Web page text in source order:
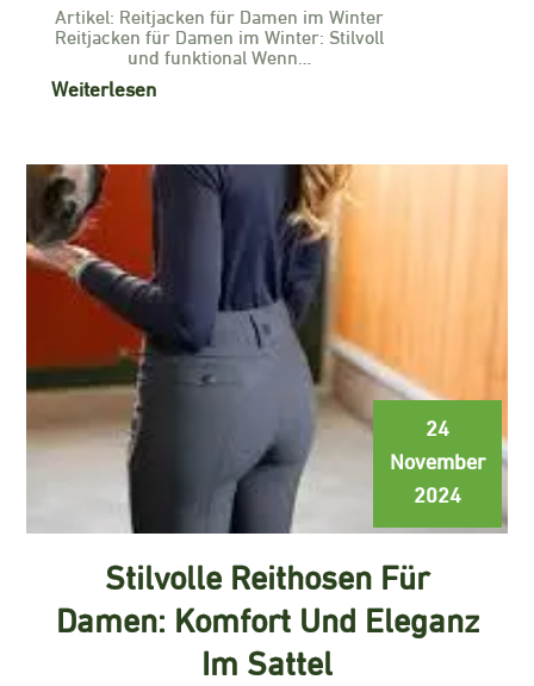
Artikel: Reitjacken für Damen im Winter
Reitjacken für Damen im Winter: Stilvoll
und funktional Wenn…
Weiterlesen
24
November
2024
Stilvolle Reithosen Für
Damen: Komfort Und Eleganz
Im Sattel